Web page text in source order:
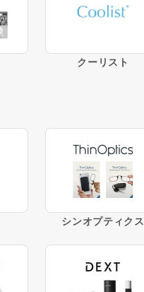
クーリスト
シンオプティクス